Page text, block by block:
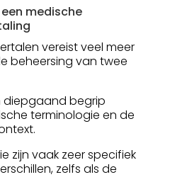
medische
vereist veel meer
beheersing van twee
diepgaand begrip
terminologie en de
zijn vaak zeer specifiek
zelfs als de